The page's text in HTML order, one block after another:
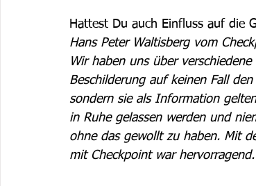
Hattest Du auch Einfluss auf die
Hans Peter Waltisberg vom
Wir haben uns über
Beschilderung auf keinen Fall
sondern sie als Information
in Ruhe gelassen werden und
ohne das gewollt zu haben. Mit
mit Checkpoint war hervorragend.